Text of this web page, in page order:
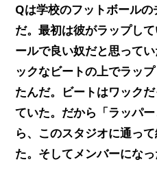
Qは学校のフットボール
だ。最初は彼がラップし
ールで良い奴だと思って
ックなビートの上でラッ
たんだ。ビートはワック
ていた。だから「ラッパ
ら、このスタジオに通っ
た。そしてメンバーになっ